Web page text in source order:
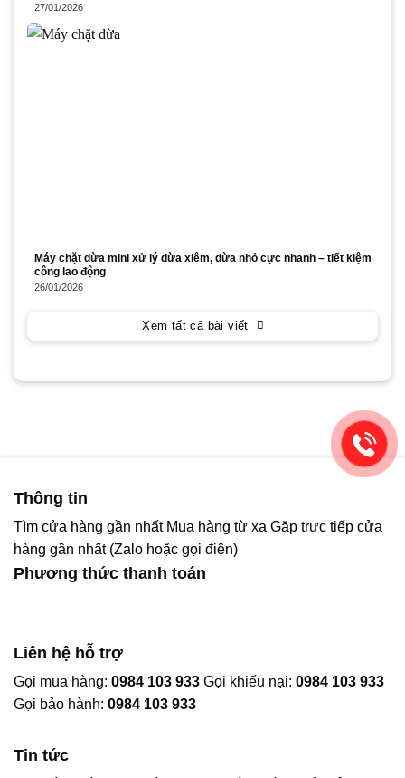
27/01/2026
Máy chặt dừa mini xử lý dừa xiêm, dừa nhỏ cực nhanh – tiết kiệm
công lao động
26/01/2026
Xem tất cả bài viết
Thông tin
Tìm cửa hàng gần nhất Mua hàng từ xa Gặp trực tiếp cửa
hàng gần nhất (Zalo hoặc gọi điện)
Phương thức thanh toán
Liên hệ hỗ trợ
Gọi mua hàng: 0984 103 933 Gọi khiếu nại: 0984 103 933
Gọi bảo hành: 0984 103 933
Tin tức